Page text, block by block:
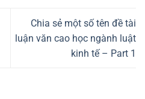
Chia sẻ một số tên đề tài
luận văn cao học ngành luật
kinh tế – Part 1